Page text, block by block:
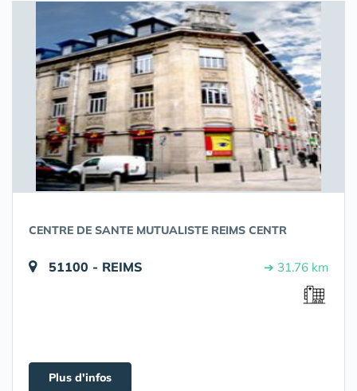
CENTRE DE SANTE MUTUALISTE REIMS CENTR
51100 - REIMS ➔ 31.76 km
Plus d'infos